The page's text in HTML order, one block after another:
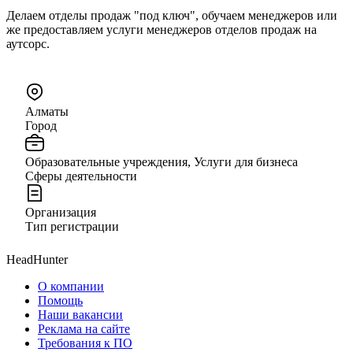
Делаем отделы продаж "под ключ", обучаем менеджеров или
же предоставляем услуги менеджеров отделов продаж на
аутсорс.
Алматы
Город
Образовательные учреждения, Услуги для бизнеса
Сферы деятельности
Организация
Тип регистрации
HeadHunter
О компании
Помощь
Наши вакансии
Реклама на сайте
Требования к ПО